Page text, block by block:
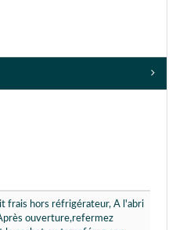
frais hors réfrigérateur, A l'abri
ouverture,refermez